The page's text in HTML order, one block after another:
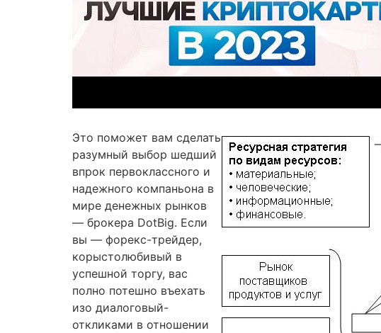
Это поможет вам сделать
разумный выбор шедший
впрок первоклассного и
надежного компаньона в
мире денежных рынков
— брокера DotBig. Если
вы — форекс-трейдер,
корыстолюбивый в
успешной торгу, вас
полно потешно въехать
изо диалоговый-
откликами в отношении